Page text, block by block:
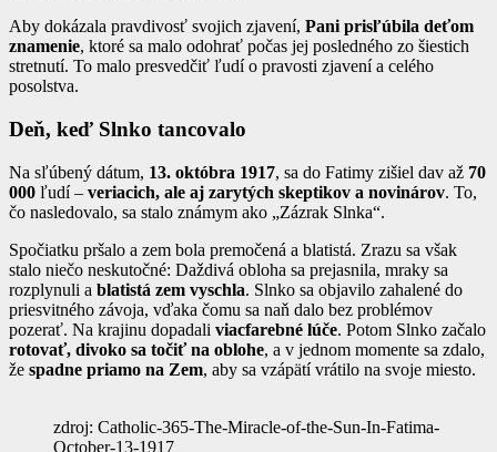
Aby dokázala pravdivosť svojich zjavení, Pani prisľúbila deťom
znamenie, ktoré sa malo odohrať počas jej posledného zo šiestich
stretnutí. To malo presvedčiť ľudí o pravosti zjavení a celého
posolstva.
Deň, keď Slnko tancovalo
Na sľúbený dátum, 13. októbra 1917, sa do Fatimy zišiel dav až 70
000 ľudí – veriacich, ale aj zarytých skeptikov a novinárov. To,
čo nasledovalo, sa stalo známym ako „Zázrak Slnka“.
Spočiatku pršalo a zem bola premočená a blatistá. Zrazu sa však
stalo niečo neskutočné: Daždivá obloha sa prejasnila, mraky sa
rozplynuli a blatistá zem vyschla. Slnko sa objavilo zahalené do
priesvitného závoja, vďaka čomu sa naň dalo bez problémov
pozerať. Na krajinu dopadali viacfarebné lúče. Potom Slnko začalo
rotovať, divoko sa točiť na oblohe, a v jednom momente sa zdalo,
že spadne priamo na Zem, aby sa vzápätí vrátilo na svoje miesto.
zdroj: Catholic-365-The-Miracle-of-the-Sun-In-Fatima-
October-13-1917